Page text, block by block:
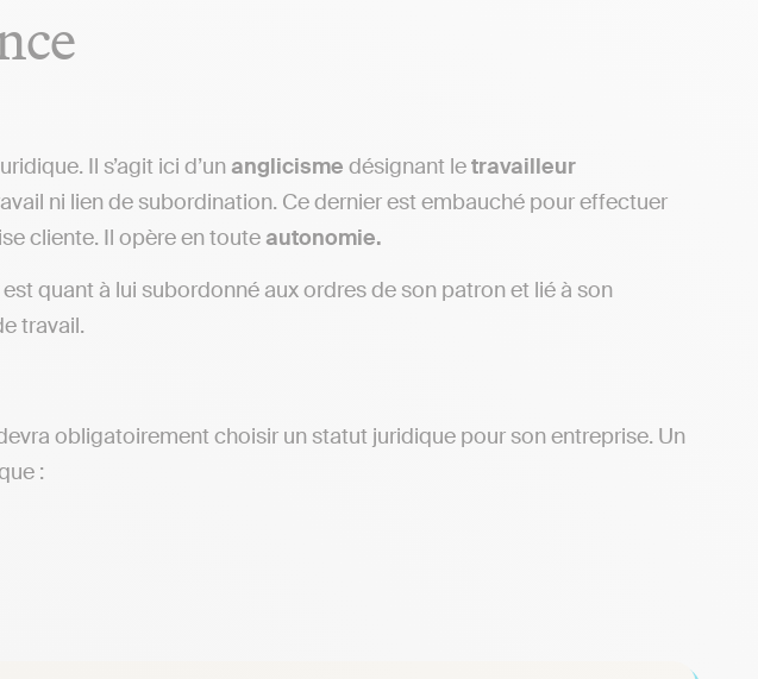
Il s’agit ici d’un anglicisme désignant letravailleur
ni lien de subordination. Ce dernier est embauché pour effectuer
cliente. Il opère en touteautonomie.
quant à lui subordonné aux ordres de son patron et lié à son
travail.
obligatoirement choisir un statut juridique pour son entreprise. Un
: